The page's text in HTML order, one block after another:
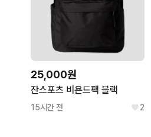
25,000원
잔스포츠 비욘드팩 블랙
15시간 전 2